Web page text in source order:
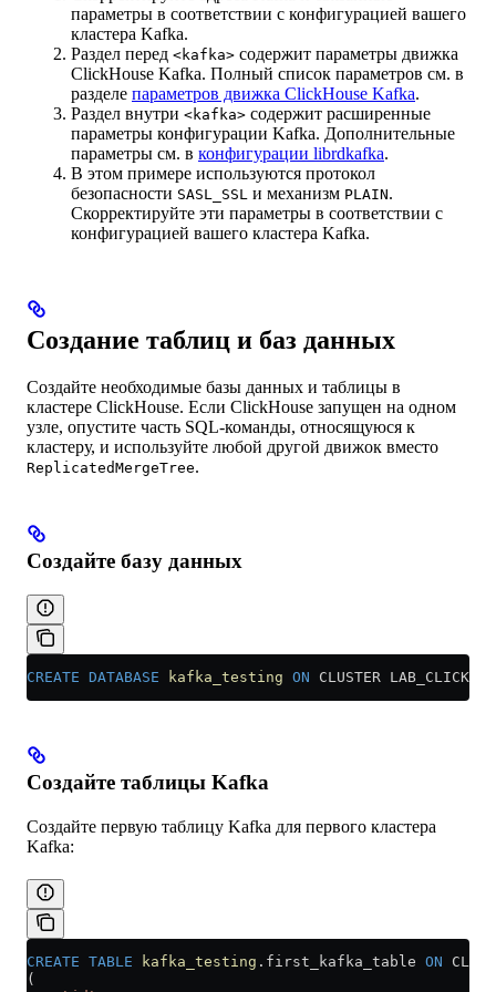
параметры в соответствии с конфигурацией вашего
кластера Kafka.
Раздел перед <kafka> содержит параметры движка
ClickHouse Kafka. Полный список параметров см. в
разделе параметров движка ClickHouse Kafka.
Раздел внутри <kafka> содержит расширенные
параметры конфигурации Kafka. Дополнительные
параметры см. в конфигурации librdkafka.
В этом примере используются протокол
безопасности SASL_SSL и механизм PLAIN.
Скорректируйте эти параметры в соответствии с
конфигурацией вашего кластера Kafka.
Создание таблиц и баз данных
Создайте необходимые базы данных и таблицы в
кластере ClickHouse. Если ClickHouse запущен на одном
узле, опустите часть SQL-команды, относящуюся к
кластеру, и используйте любой другой движок вместо
ReplicatedMergeTree.
Создайте базу данных
CREATE DATABASE kafka_testing ON CLUSTER
Создайте таблицы Kafka
Создайте первую таблицу Kafka для первого кластера
Kafka:
CREATE TABLE kafka_testing .first_kafka_table ON
(